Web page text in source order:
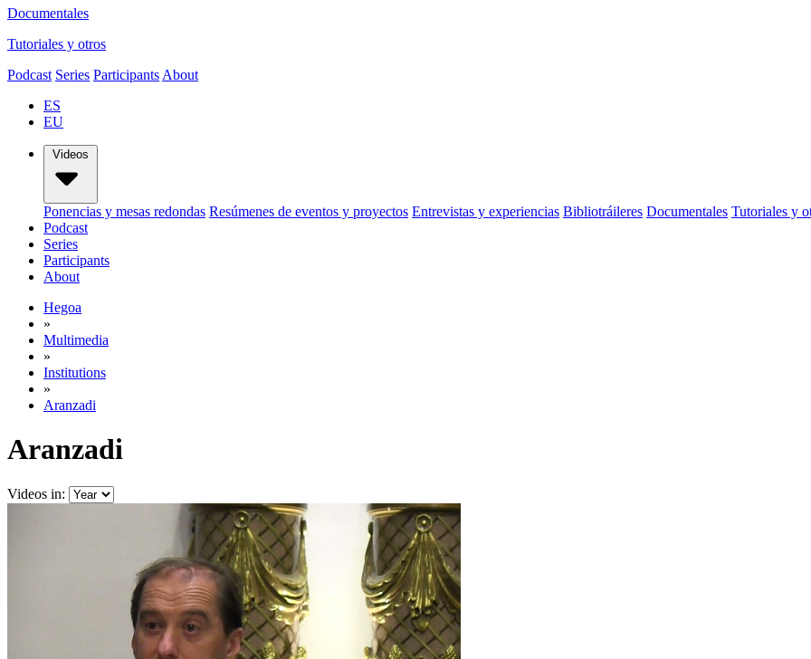
Documentales
Tutoriales y otros
Podcast Series Participants About
ES
EU
Videos
Ponencias y mesas redondas Resúmenes de eventos y proyectos Entrevistas y experiencias Bibliotráileres Documentales Tutoriales y
Podcast
Series
Participants
About
Hegoa
»
Multimedia
»
Institutions
»
Aranzadi
Aranzadi
Videos in: